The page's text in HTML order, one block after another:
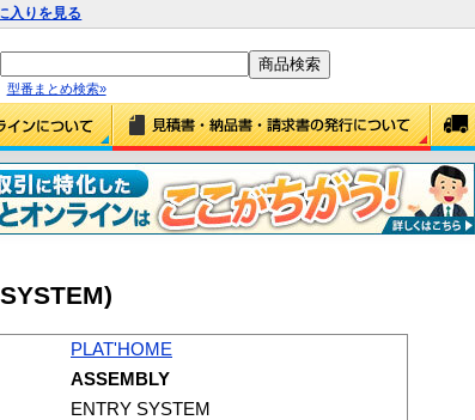
入りを見る
型番まとめ検索»
PLAT'HOME
ASSEMBLY
ENTRY SYSTEM